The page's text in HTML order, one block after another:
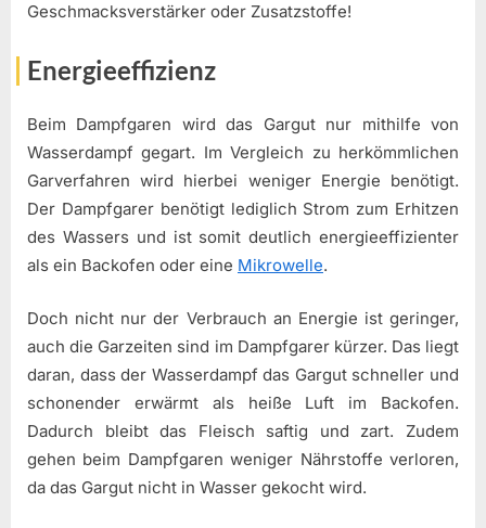
Geschmacksverstärker oder Zusatzstoffe!
Energieeffizienz
Beim Dampfgaren wird das Gargut nur mithilfe von
Wasserdampf gegart. Im Vergleich zu herkömmlichen
Garverfahren wird hierbei weniger Energie benötigt.
Der Dampfgarer benötigt lediglich Strom zum Erhitzen
des Wassers und ist somit deutlich energieeffizienter
als ein Backofen oder eine Mikrowelle.
Doch nicht nur der Verbrauch an Energie ist geringer,
auch die Garzeiten sind im Dampfgarer kürzer. Das liegt
daran, dass der Wasserdampf das Gargut schneller und
schonender erwärmt als heiße Luft im Backofen.
Dadurch bleibt das Fleisch saftig und zart. Zudem
gehen beim Dampfgaren weniger Nährstoffe verloren,
da das Gargut nicht in Wasser gekocht wird.